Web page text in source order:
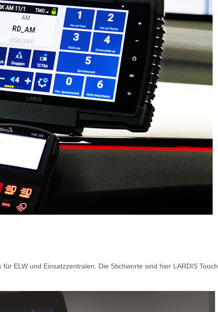
ELW und Einsatzzentralen. Die Stichworte sind hier LARDIS Touch,